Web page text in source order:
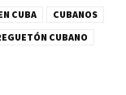
CUBA
CUBANOS
CUBANO